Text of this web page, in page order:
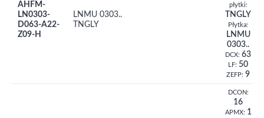
AHFM-
LN0303-
D063-A22-
Z09-H
LNMU 0303..
TNGLY
płytki:
TNGLY
Płytka:
LNMU
0303..
DCX: 63
LF: 50
ZEFP: 9
DCON:
16
APMX: 1